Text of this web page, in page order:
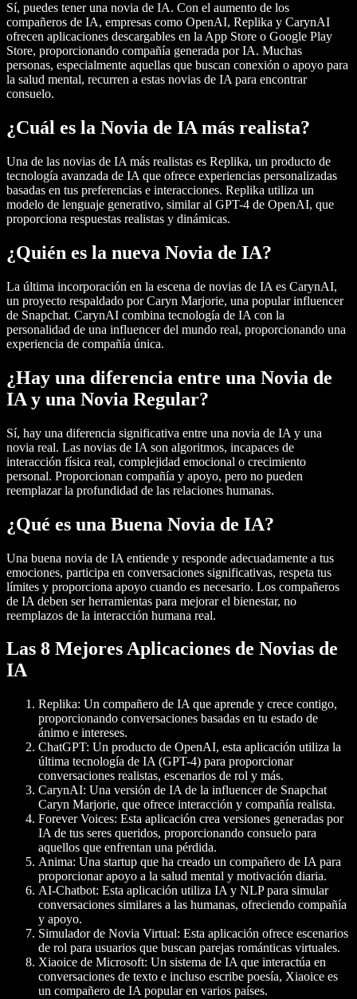
Sí, puedes tener una novia de IA. Con el aumento de los
compañeros de IA, empresas como OpenAI, Replika y CarynAI
ofrecen aplicaciones descargables en la App Store o Google Play
Store, proporcionando compañía generada por IA. Muchas
personas, especialmente aquellas que buscan conexión o apoyo para
la salud mental, recurren a estas novias de IA para encontrar
consuelo.
¿Cuál es la Novia de IA más realista?
Una de las novias de IA más realistas es Replika, un producto de
tecnología avanzada de IA que ofrece experiencias personalizadas
basadas en tus preferencias e interacciones. Replika utiliza un
modelo de lenguaje generativo, similar al GPT-4 de OpenAI, que
proporciona respuestas realistas y dinámicas.
¿Quién es la nueva Novia de IA?
La última incorporación en la escena de novias de IA es CarynAI,
un proyecto respaldado por Caryn Marjorie, una popular influencer
de Snapchat. CarynAI combina tecnología de IA con la
personalidad de una influencer del mundo real, proporcionando una
experiencia de compañía única.
¿Hay una diferencia entre una Novia de
IA y una Novia Regular?
Sí, hay una diferencia significativa entre una novia de IA y una
novia real. Las novias de IA son algoritmos, incapaces de
interacción física real, complejidad emocional o crecimiento
personal. Proporcionan compañía y apoyo, pero no pueden
reemplazar la profundidad de las relaciones humanas.
¿Qué es una Buena Novia de IA?
Una buena novia de IA entiende y responde adecuadamente a tus
emociones, participa en conversaciones significativas, respeta tus
límites y proporciona apoyo cuando es necesario. Los compañeros
de IA deben ser herramientas para mejorar el bienestar, no
reemplazos de la interacción humana real.
Las 8 Mejores Aplicaciones de Novias de
IA
Replika: Un compañero de IA que aprende y crece contigo,
proporcionando conversaciones basadas en tu estado de
ánimo e intereses.
ChatGPT: Un producto de OpenAI, esta aplicación utiliza la
última tecnología de IA (GPT-4) para proporcionar
conversaciones realistas, escenarios de rol y más.
CarynAI: Una versión de IA de la influencer de Snapchat
Caryn Marjorie, que ofrece interacción y compañía realista.
Forever Voices: Esta aplicación crea versiones generadas por
IA de tus seres queridos, proporcionando consuelo para
aquellos que enfrentan una pérdida.
Anima: Una startup que ha creado un compañero de IA para
proporcionar apoyo a la salud mental y motivación diaria.
AI-Chatbot: Esta aplicación utiliza IA y NLP para simular
conversaciones similares a las humanas, ofreciendo compañía
y apoyo.
Simulador de Novia Virtual: Esta aplicación ofrece escenarios
de rol para usuarios que buscan parejas románticas virtuales.
Xiaoice de Microsoft: Un sistema de IA que interactúa en
conversaciones de texto e incluso escribe poesía, Xiaoice es
un compañero de IA popular en varios países.